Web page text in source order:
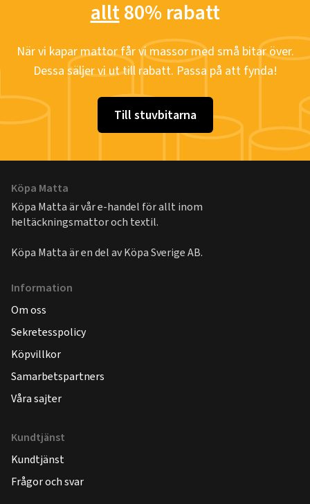
allt80% rabatt
När vi kapar mattor får vi massor med små bitar över.
Dessa säljer vi ut till rabatt. Passa på att fynda!
Till stuvbitarna
Köpa Matta
Köpa Matta är vår e-handel för allt inom
heltäckningsmattor och textil.
Köpa Matta är en del avKöpa Sverige AB.
Information
Om oss
Sekretesspolicy
Köpvillkor
Samarbetspartners
Våra sajter
Kundtjänst
Kundtjänst
Frågor och svar